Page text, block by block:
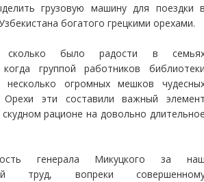
грузовую машину для поездки
богатого грецкими орехами.
было радости в
группой работников
несколько огромных мешков
Орехи эти составили важный
рационе на довольно
генерала Микуцкого за
труд, вопреки